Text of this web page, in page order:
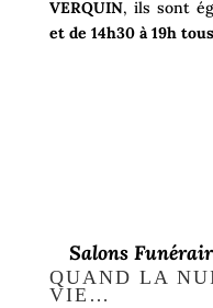
VERQUIN, ils sont
et de 14h30 à 19h
Salons
QUAND LA
VIE…